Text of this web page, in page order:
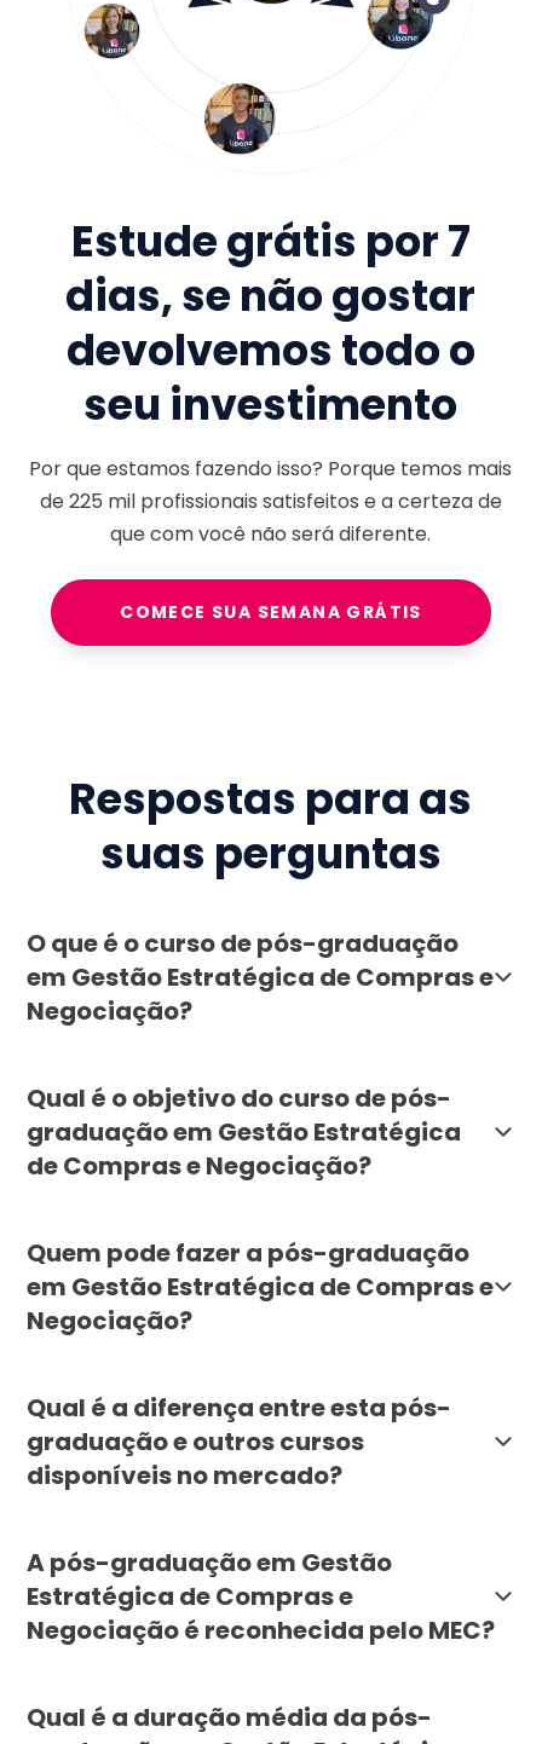
Estude grátis por 7
dias, se não gostar
devolvemos todo o
seu investimento
Por que estamos fazendo isso? Porque temos mais
de225 milprofissionais satisfeitos e a certeza de
que com você não será diferente.
COMECE SUA SEMANA GRÁTIS
Respostas para as
suas perguntas
O que é o curso de pós-graduação
em Gestão Estratégica de Compras e
Negociação?
Qual é o objetivo do curso de pós-
graduação em Gestão Estratégica
de Compras e Negociação?
Quem pode fazer a pós-graduação
em Gestão Estratégica de Compras e
Negociação?
Qual é a diferença entre esta pós-
graduação e outros cursos
disponíveis no mercado?
A pós-graduação em Gestão
Estratégica de Compras e
Negociação é reconhecida pelo MEC?
Qual é a duração média da pós-